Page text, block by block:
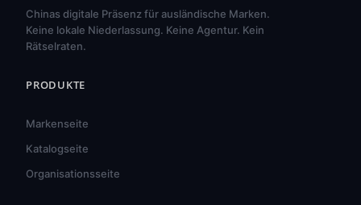
Chinas digitale Präsenz für ausländische Marken.
Keine lokale Niederlassung. Keine Agentur. Kein
Rätselraten.
PRODUKTE
Markenseite
Katalogseite
Organisationsseite